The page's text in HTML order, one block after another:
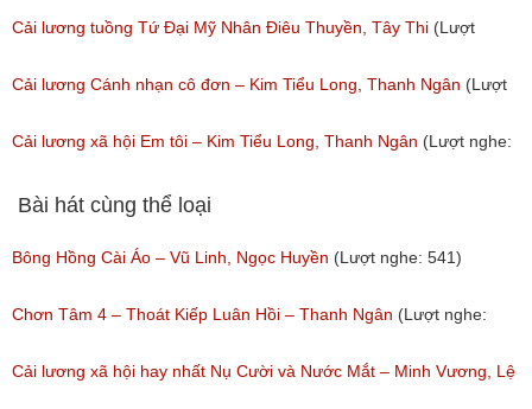
nghe: 106)
Cải lương tuồng Tứ Đại Mỹ Nhân Điêu Thuyền, Tây Thi (Lượt
nghe: 163)
Cải lương Cánh nhạn cô đơn – Kim Tiểu Long, Thanh Ngân (Lượt
nghe: 161)
Cải lương xã hội Em tôi – Kim Tiểu Long, Thanh Ngân (Lượt nghe:
82)
Bài hát cùng thể loại
Bông Hồng Cài Áo – Vũ Linh, Ngọc Huyền (Lượt nghe: 541)
Chơn Tâm 4 – Thoát Kiếp Luân Hồi – Thanh Ngân (Lượt nghe:
267)
Cải lương xã hội hay nhất Nụ Cười và Nước Mắt – Minh Vương, Lệ